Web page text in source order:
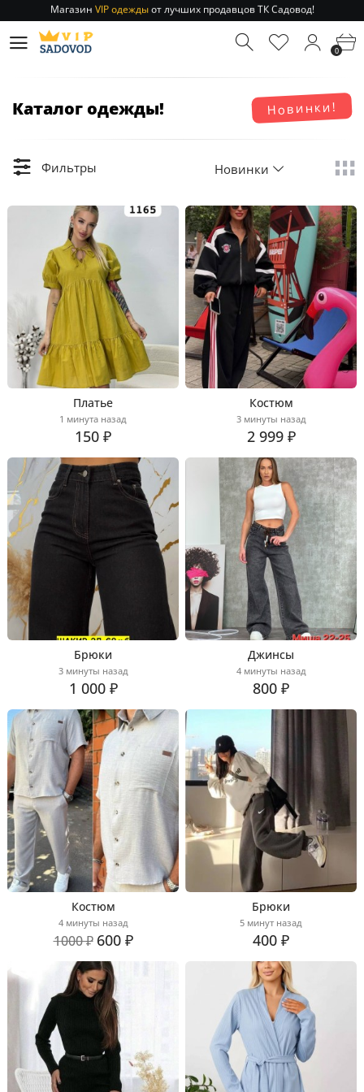
Отправление заказа 1-3 дняпо РФ и МСК!
Магазин
от лучших продавцов ТК Садовод!
0
Новинки!
Каталог одежды!
Фильтры Новинки
Платье
1 минута назад
150 ₽
Костюм
3 минуты назад
2 999 ₽
Брюки
3 минуты назад
1 000 ₽
Джинсы
4 минуты назад
800 ₽
Костюм
4 минуты назад
1000 ₽ 600 ₽
Брюки
5 минут назад
400 ₽